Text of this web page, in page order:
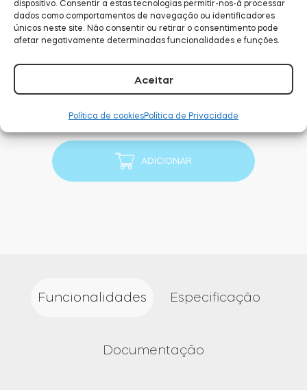
dispositivo. Consentir a estas tecnologias permitir-nos-á processar
dados como comportamentos de navegação ou identificadores
únicos neste site. Não consentir ou retirar o consentimento pode
afetar negativamente determinadas funcionalidades e funções.
Aceitar
Política de cookiesPolítica de Privacidade
Quantidade
Tedee
GO2
Door
Sensor
Cilíndricas
+
ADICIONAR
Funcionalidades Especificação
Documentação